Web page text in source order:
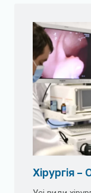
Хірургія –